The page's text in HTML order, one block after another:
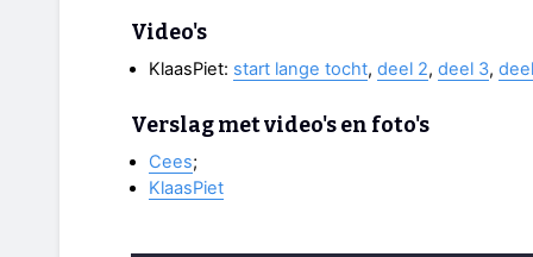
Video's
KlaasPiet: start lange tocht, deel 2, deel 3,
Verslag met video's en foto's
Cees;
KlaasPiet